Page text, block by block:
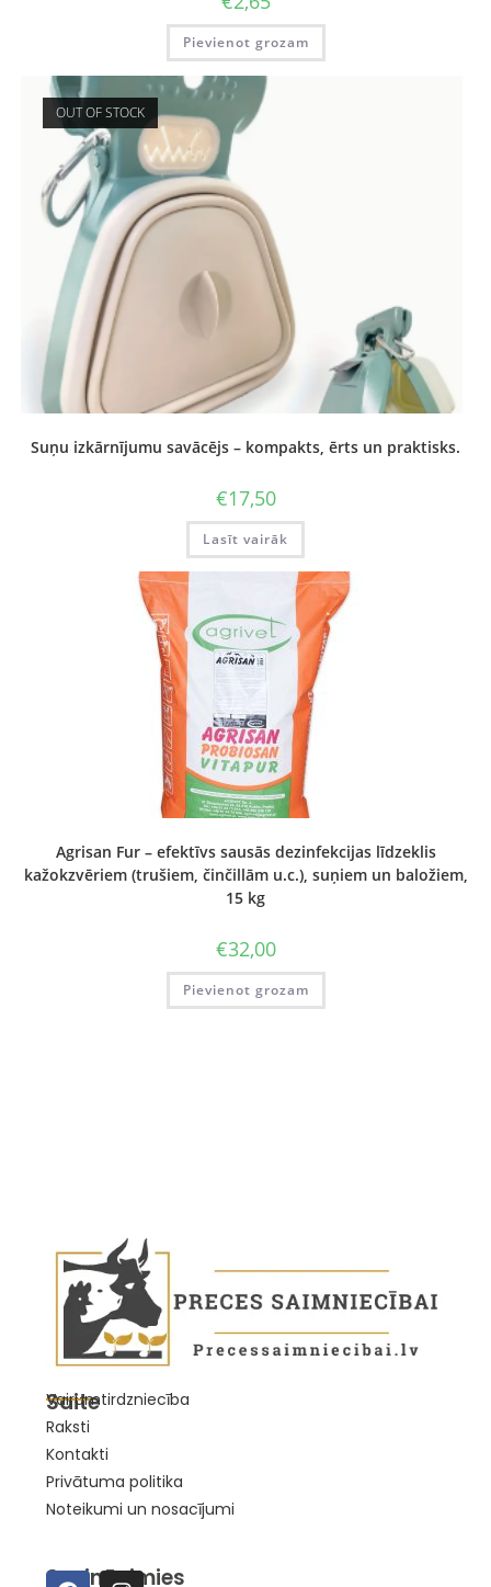
Pievienot grozam
OUT OF STOCK
Suņu izkārnījumu savācējs – kompakts, ērts un praktisks.
€17,50
Lasīt vairāk
Agrisan Fur – efektīvs sausās dezinfekcijas līdzeklis
kažokzvēriem (trušiem, činčillām u.c.), suņiem un baložiem,
15 kg
€32,00
Pievienot grozam
Saite
Vairumtirdzniecība
Raksti
Kontakti
Privātuma politika
Noteikumi un nosacījumi
Sazināsimies